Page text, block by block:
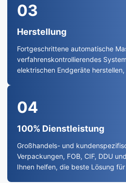
03
Herstellung
Fortgeschrittene automatische
verfahrenskontrollierendes
elektrischen Endgeräte
04
100% Dienstleistung
Großhandels- und
Verpackungen, FOB, CIF, DDU
Ihnen helfen, die beste Lösung